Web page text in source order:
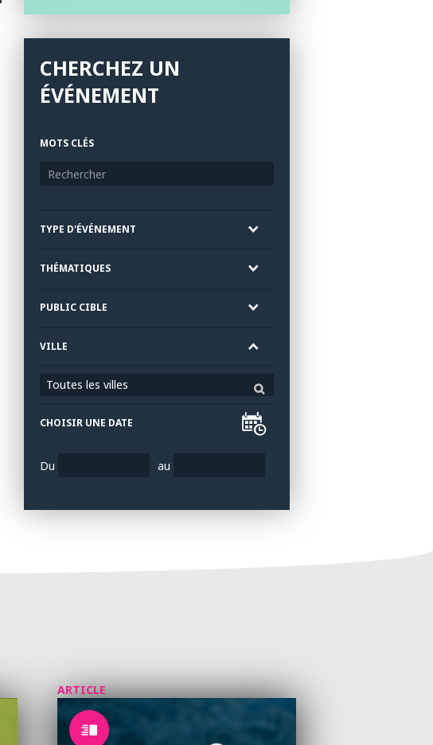
CHERCHEZ UN
ÉVÉNEMENT
MOTS CLÉS
TYPE D'ÉVÉNEMENT
THÉMATIQUES
PUBLIC CIBLE
VILLE
Toutes les villes
CHOISIR UNE DATE
Du au
ARTICLE